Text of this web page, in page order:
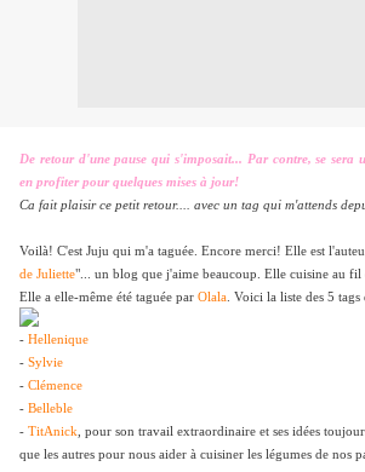
De retour d'une pause qui s'imposait... Par contre, se
en profiter pour quelques mises à jour!
Ca fait plaisir ce petit retour.... avec un tag qui m'attends
Voilà! C'est Juju qui m'a taguée. Encore merci! Elle est
de Juliette"... un blog que j'aime beaucoup. Elle cuisine au fil
Elle a elle-même été taguée par Olala . Voici la liste des 5
- Hellenique
- Sylvie
- Clémence
- Belleble
- TitAnick , pour son travail extraordinaire et ses idées
que les autres pour nous aider à cuisiner les légumes de nos